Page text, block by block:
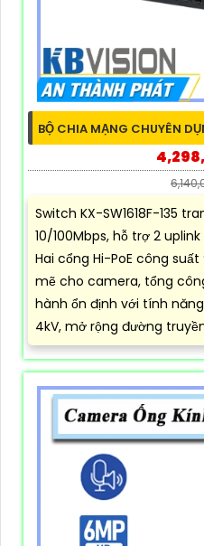
BỘ CHIA MẠNG CHUYÊN
Switch KX-SW1618F-135
10/100Mbps, hỗ trợ 2
Hai cổng Hi-PoE công
mẽ cho camera, tổng
hành ổn định với tính năng
4kV, mở rộng đường